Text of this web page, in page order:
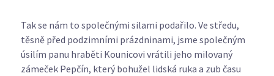
Tak se nám to společnými silami podařilo. Ve středu,
těsně před podzimními prázdninami, jsme společným
úsilím panu hraběti Kounicovi vrátili jeho milovaný
zámeček Pepčín, který bohužel lidská ruka a zub času